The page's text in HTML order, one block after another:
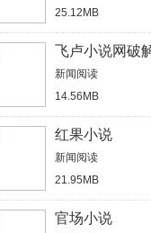
25.12MB
飞卢小说网破
新闻阅读
14.56MB
红果小说
新闻阅读
21.95MB
官场小说